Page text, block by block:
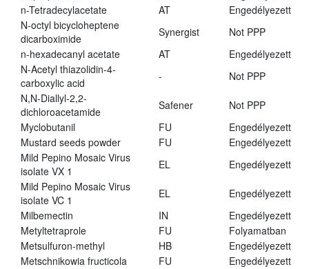
n-Tetradecylacetate
AT
Engedélyezett
N-octyl bicycloheptene
dicarboximide
Synergist
Not PPP
n-hexadecanyl acetate
AT
Engedélyezett
N-Acetyl thiazolidin-4-
carboxylic acid
-
Not PPP
N,N-Diallyl-2,2-
dichloroacetamide
Safener
Not PPP
Myclobutanil
FU
Engedélyezett
Mustard seeds powder
FU
Engedélyezett
Mild Pepino Mosaic Virus
isolate VX 1
EL
Engedélyezett
Mild Pepino Mosaic Virus
isolate VC 1
EL
Engedélyezett
Milbemectin
IN
Engedélyezett
Metyltetraprole
FU
Folyamatban
Metsulfuron-methyl
HB
Engedélyezett
Metschnikowia fructicola
FU Engedélyezett